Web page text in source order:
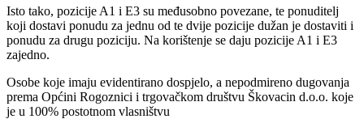
Isto tako, pozicije A1 i E3 su međusobno povezane, te ponuditelj
koji dostavi ponudu za jednu od te dvije pozicije dužan je dostaviti i
ponudu za drugu poziciju. Na korištenje se daju pozicije A1 i E3
zajedno.
Osobe koje imaju evidentirano dospjelo, a nepodmireno dugovanja
prema Općini Rogoznici i trgovačkom društvu Škovacin d.o.o. koje
je u 100% postotnom vlasništvu